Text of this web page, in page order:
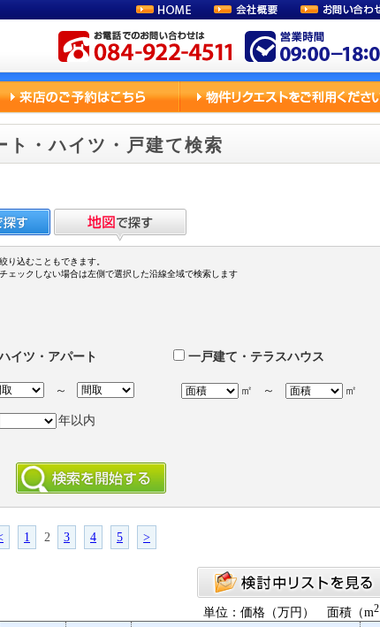
ト・ハイツ・戸建て検索
り込むこともできます。
ェックしない場合は左側で選択した沿線全域で検索します
イツ・アパート 一戸建て・テラスハウス
～ ㎡ ～ ㎡
年以内
1 2 3 4 5 >
単位：価格（万円） 面積（m2